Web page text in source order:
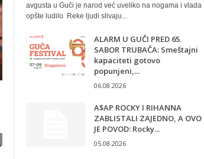
avgusta u Guči je narod već uveliko na nogama i vlada
opšte ludilo Reke ljudi slivaju...
ALARM U GUČI PRED 65.
SABOR TRUBAČA: Smeštajni
kapaciteti gotovo
popunjeni,...
06.08.2026
A$AP ROCKY I RIHANNA
ZABLISTALI ZAJEDNO, A OVO
JE POVOD: Rocky...
05.08.2026